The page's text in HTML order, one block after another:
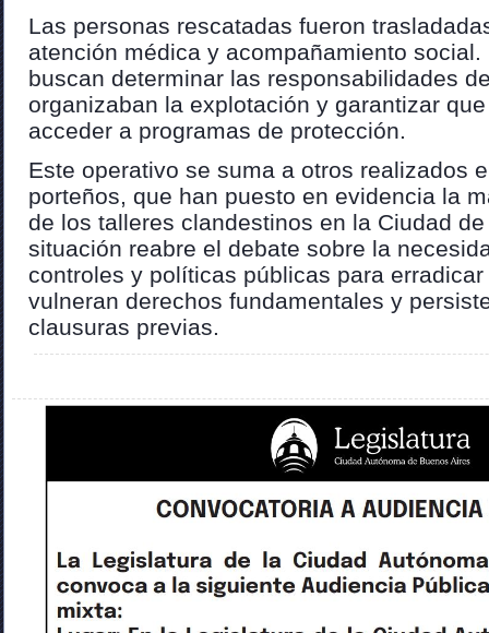
Las personas rescatadas fueron
atención médica y acompañamiento
buscan determinar las responsabilidades
organizaban la explotación y garantizar
acceder a programas de protección.
Este operativo se suma a otros realizados
porteños, que han puesto en evidencia la
de los talleres clandestinos en la Ciudad
situación reabre el debate sobre la
controles y políticas públicas para
vulneran derechos fundamentales y
clausuras previas.